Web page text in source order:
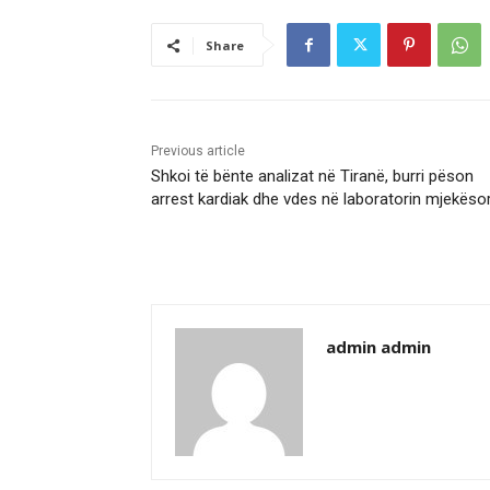
Share
Previous article
Shkoi të bënte analizat në Tiranë, burri pëson
arrest kardiak dhe vdes në laboratorin
admin admin